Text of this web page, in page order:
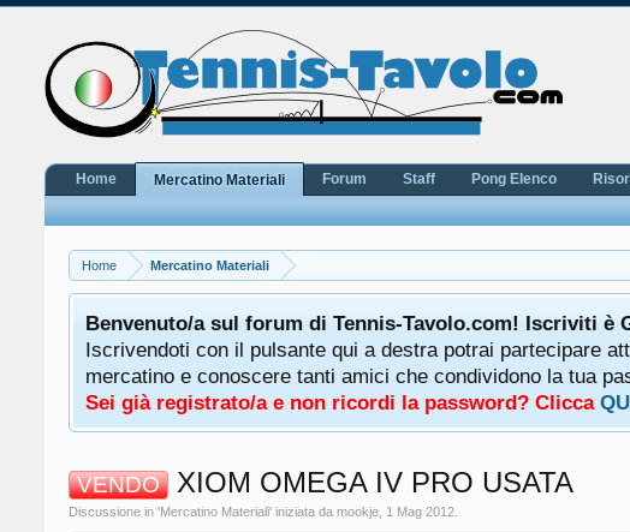
Home Mercatino Materiali
Benvenuto/a sul forum di Tennis-Tavolo.com! Iscriviti è
Iscrivendoti con il pulsante qui a destra potrai partecipare
mercatino e conoscere tanti amici che condividono la tua
Sei già registrato/a e non ricordi la password? Clicca
VENDO XIOM OMEGA IV PRO USATA
Discussione in 'Mercatino Materiali' iniziata da mookje 1 Mag 2012
Home Mercatino Materiali Forum Staff Pong Elenco